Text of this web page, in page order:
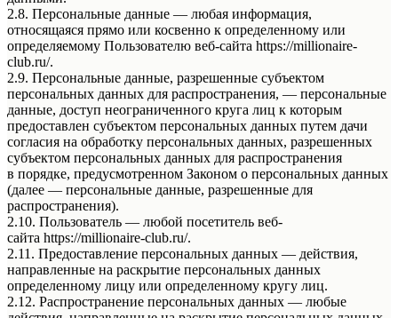
2.8. Персональные данные — любая информация,
относящаяся прямо или косвенно к определенному или
определяемому Пользователю веб-сайта https://millionaire-
club.ru/.
2.9. Персональные данные, разрешенные субъектом
персональных данных для распространения, — персональные
данные, доступ неограниченного круга лиц к которым
предоставлен субъектом персональных данных путем дачи
согласия на обработку персональных данных, разрешенных
субъектом персональных данных для распространения
в порядке, предусмотренном Законом о персональных данных
(далее — персональные данные, разрешенные для
распространения).
2.10. Пользователь — любой посетитель веб-
сайта https://millionaire-club.ru/.
2.11. Предоставление персональных данных — действия,
направленные на раскрытие персональных данных
определенному лицу или определенному кругу лиц.
2.12. Распространение персональных данных — любые